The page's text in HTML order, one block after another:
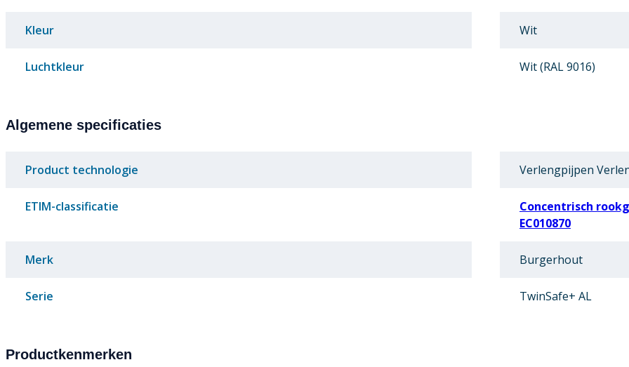
Kleur Wit
Luchtkleur Wit (RAL 9016)
Algemene specificaties
Product technologie Verlengpijpen
ETIM-classificatie
Concentrisch
EC010870
Merk Burgerhout
Serie TwinSafe+ AL
Productkenmerken